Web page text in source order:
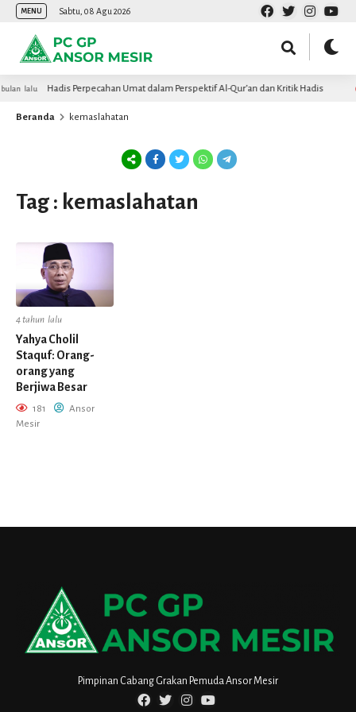
MENU Sabtu, 08 Agu 2026
lalu Hadis Perpecahan Umat dalam Perspektif Al-Qur’an dan Kritik Hadis
Beranda kemaslahatan
Tag : kemaslahatan
4 tahun lalu
Yahya Cholil
Staquf: Orang-
orang yang
Berjiwa Besar
181
Ansor
Mesir
Pimpinan Cabang Grakan Pemuda Ansor Mesir